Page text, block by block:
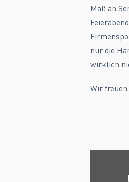
Maß an
nur die
wirklich
Wir